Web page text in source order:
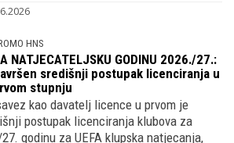
HNS
NATJECATELJSKU GODINU 2026./27.:
središnji postupak licenciranja u
stupnju
kao davatelj licence u prvom je
postupak licenciranja klubova za
godinu za UEFA klupska natjecanja,